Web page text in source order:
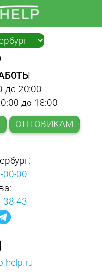
▼
до 20:00
до 18:00
ОПТОВИКАМ
00-00
38-43
help.ru